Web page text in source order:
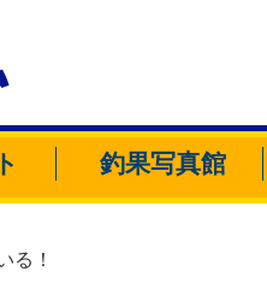
釣果写真館
る！